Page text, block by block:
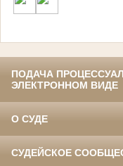
ПОДАЧА
ЭЛЕКТРОННОМ ВИДЕ
О СУДЕ
СУДЕЙСКОЕ